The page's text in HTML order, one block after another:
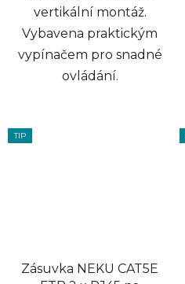
vertikální montáž.
Vybavena praktickým
vypínačem pro snadné
ovládání.
TIP
Zásuvka NEKU CAT5E